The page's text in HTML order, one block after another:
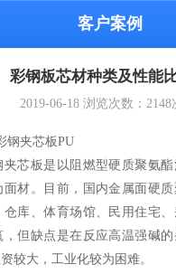
客户案例
彩钢板芯材种类及性能
2019-06-18 浏览次数： 2148
钢夹芯板PU
芯板是以阻燃型硬质聚氨
材。目前，国内金属面硬
库、体育场馆、民用住宅
但缺点是在反应高温强碱
较大，工业化较为困难。